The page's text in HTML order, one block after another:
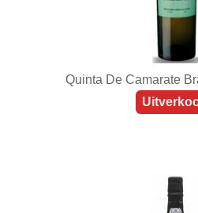
Quinta De Camarate